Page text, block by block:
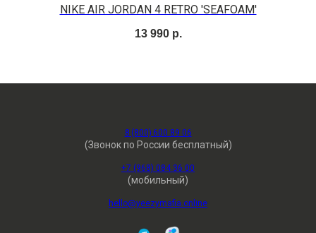
NIKE AIR JORDAN 4 RETRO 'SEAFOAM'
13 990 р.
8 (800) 600 89 06
(Звонок по России бесплатный)
+7 (968) 084 36 00
(мобильный)
hello@yeezymafia.online